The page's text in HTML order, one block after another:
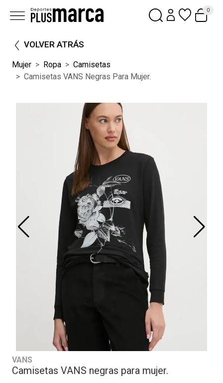
0
VOLVER ATRÁS
Mujer Ropa
Camisetas
Camisetas VANS Negras Para Mujer.
VANS
Camisetas VANS negras para mujer.